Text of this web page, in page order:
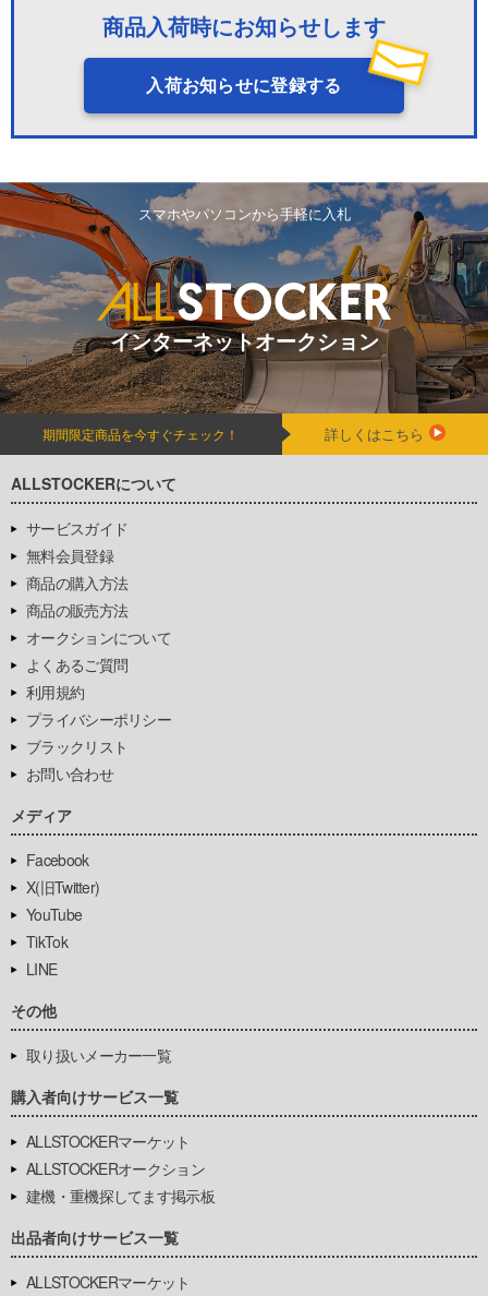
商品入荷時にお知らせします
入荷お知らせに登録する
スマホやパソコンから手軽に入札
インターネットオークション
期間限定商品を今すぐチェック！ 詳しくはこちら
ALLSTOCKERについて
サービスガイド
無料会員登録
商品の購入方法
商品の販売方法
オークションについて
よくあるご質問
利用規約
プライバシーポリシー
ブラックリスト
お問い合わせ
メディア
Facebook
X(旧Twitter)
YouTube
TikTok
LINE
その他
取り扱いメーカー一覧
購入者向けサービス一覧
ALLSTOCKERマーケット
ALLSTOCKERオークション
建機・重機探してます掲示板
出品者向けサービス一覧
ALLSTOCKERマーケット